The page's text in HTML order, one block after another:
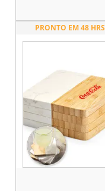
PRONTO EM 48 HRS